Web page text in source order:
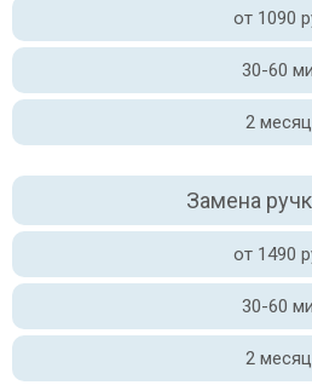
от 1090
30-60
2
Замена
от 1490
30-60
2